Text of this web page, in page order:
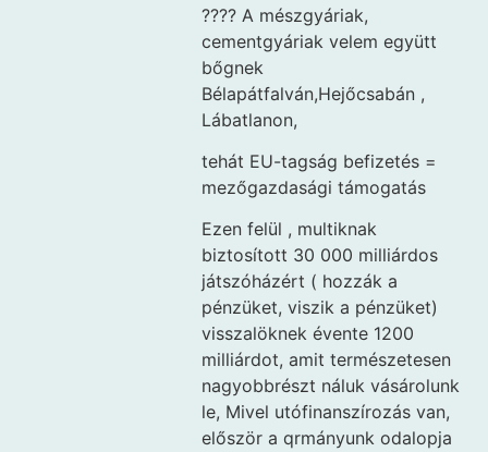
???? A mészgyáriak,
cementgyáriak velem együtt
bőgnek
Bélapátfalván,Hejőcsabán ,
Lábatlanon,
tehát EU-tagság befizetés =
mezőgazdasági támogatás
Ezen felül , multiknak
biztosított 30 000 milliárdos
játszóházért ( hozzák a
pénzüket, viszik a pénzüket)
visszalöknek évente 1200
milliárdot, amit természetesen
nagyobbrészt náluk vásárolunk
le, Mivel utófinanszírozás van,
először a qrmányunk odalopja